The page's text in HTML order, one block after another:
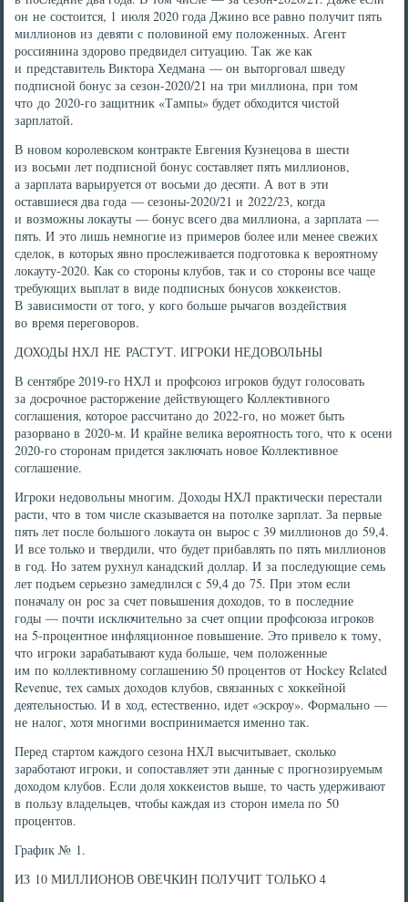
он не состоится, 1 июля 2020 года Джино все равно получит пять
миллионов из девяти с половиной ему положенных. Агент
россиянина здорово предвидел ситуацию. Так же как
и представитель Виктора Хедмана — он выторговал шведу
подписной бонус за сезон-2020/21 на три миллиона, при том
что до 2020-го защитник «Тампы» будет обходится чистой
зарплатой.
В новом королевском контракте Евгения Кузнецова в шести
из восьми лет подписной бонус составляет пять миллионов,
а зарплата варьируется от восьми до десяти. А вот в эти
оставшиеся два года — сезоны-2020/21 и 2022/23, когда
и возможны локауты — бонус всего два миллиона, а зарплата —
пять. И это лишь немногие из примеров более или менее свежих
сделок, в которых явно прослеживается подготовка к вероятному
локауту-2020. Как со стороны клубов, так и со стороны все чаще
требующих выплат в виде подписных бонусов хоккеистов.
В зависимости от того, у кого больше рычагов воздействия
во время переговоров.
ДОХОДЫ НХЛ НЕ РАСТУТ. ИГРОКИ НЕДОВОЛЬНЫ
В сентябре 2019-го НХЛ и профсоюз игроков будут голосовать
за досрочное расторжение действующего Коллективного
соглашения, которое рассчитано до 2022-го, но может быть
разорвано в 2020-м. И крайне велика вероятность того, что к осени
2020-го сторонам придется заключать новое Коллективное
соглашение.
Игроки недовольны многим. Доходы НХЛ практически перестали
расти, что в том числе сказывается на потолке зарплат. За первые
пять лет после большого локаута он вырос с 39 миллионов до 59,4.
И все только и твердили, что будет прибавлять по пять миллионов
в год. Но затем рухнул канадский доллар. И за последующие семь
лет подъем серьезно замедлился с 59,4 до 75. При этом если
поначалу он рос за счет повышения доходов, то в последние
годы — почти исключительно за счет опции профсоюза игроков
на 5-процентное инфляционное повышение. Это привело к тому,
что игроки зарабатывают куда больше, чем положенные
им по коллективному соглашению 50 процентов от Hockey Related
Revenue, тех самых доходов клубов, связанных с хоккейной
деятельностью. И в ход, естественно, идет «эскроу». Формально —
не налог, хотя многими воспринимается именно так.
Перед стартом каждого сезона НХЛ высчитывает, сколько
заработают игроки, и сопоставляет эти данные с прогнозируемым
доходом клубов. Если доля хоккеистов выше, то часть удерживают
в пользу владельцев, чтобы каждая из сторон имела по 50
процентов.
График № 1.
ИЗ 10 МИЛЛИОНОВ ОВЕЧКИН ПОЛУЧИТ ТОЛЬКО 4